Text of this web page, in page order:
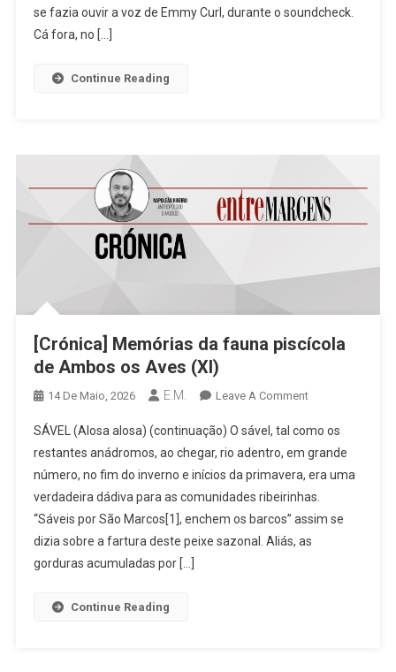
Grupo
Conexão
“espiritual”
se fazia ouvir a voz de Emmy Curl, durante o soundcheck.
Cá fora, no […]
Continue Reading
[Crónica] Memórias da fauna piscícola
de Ambos os Aves (XI)
14 De Maio, 2026 E.M. Leave A CommentOn
Memórias
Da
Fauna
Piscícola
De
Ambos
SÁVEL (Alosa alosa) (continuação) O sável, tal como os
restantes anádromos, ao chegar, rio adentro, em grande
número, no fim do inverno e inícios da primavera, era uma
verdadeira dádiva para as comunidades ribeirinhas.
“Sáveis por São Marcos[1], enchem os barcos” assim se
dizia sobre a fartura deste peixe sazonal. Aliás, as
gorduras acumuladas por […]
Continue Reading